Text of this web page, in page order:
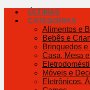
ÚLTIMAS
CATEGORIAS
Alimentos e
Bebês e
Brinquedos
Casa, Mesa
Móveis e
Eletrônicos,